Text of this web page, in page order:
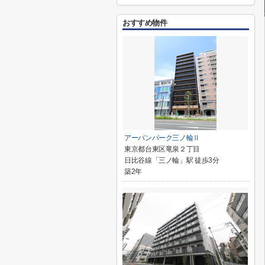
おすすめ物件
アーバンパーク三ノ輪Ⅱ
東京都台東区竜泉２丁目
日比谷線「三ノ輪」駅 徒歩3分
築2年